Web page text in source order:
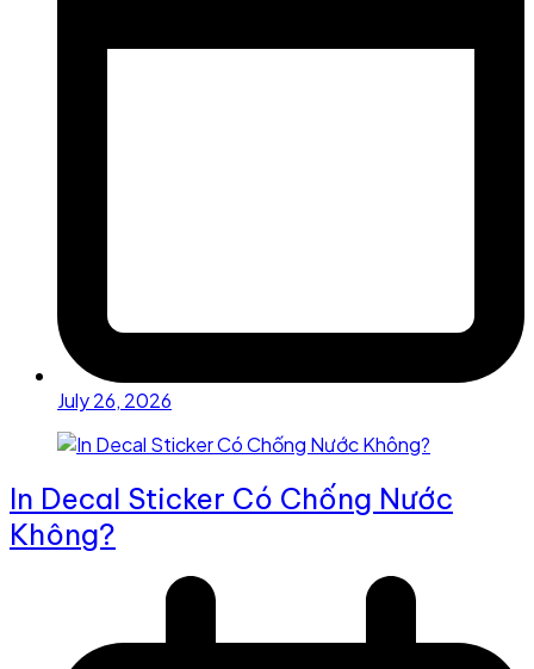
July 26, 2026
In Decal Sticker Có Chống Nước
Không?